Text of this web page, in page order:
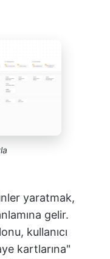
yaratmak,
gelir.
kullanıcı
kartlarına"